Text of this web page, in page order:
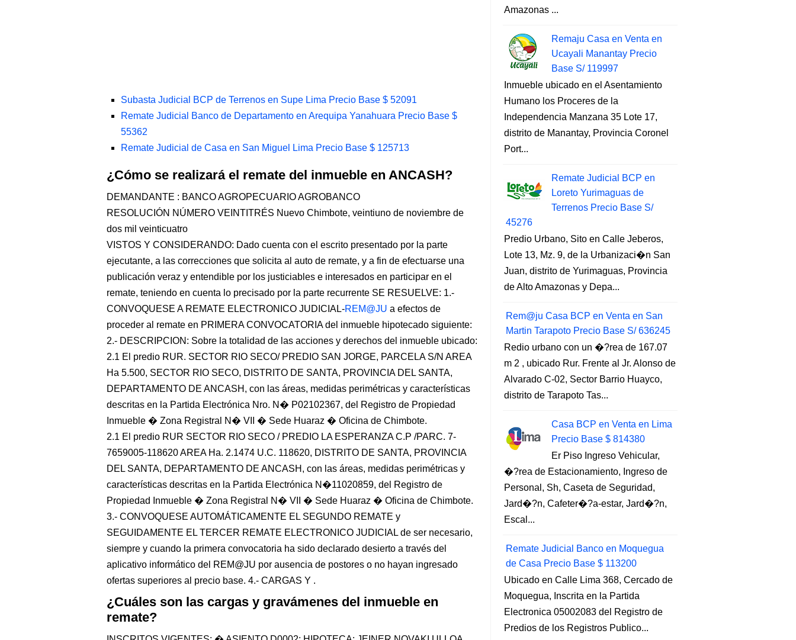
Subasta Judicial BCP de Terrenos en Supe Lima Precio Base $ 52091
Remate Judicial Banco de Departamento en Arequipa Yanahuara Precio Base $
55362
Remate Judicial de Casa en San Miguel Lima Precio Base $ 125713
¿Cómo se realizará el remate del inmueble en ANCASH?
DEMANDANTE : BANCO AGROPECUARIO AGROBANCO
RESOLUCIÓN NÚMERO VEINTITRÉS Nuevo Chimbote, veintiuno de noviembre de
dos mil veinticuatro
VISTOS Y CONSIDERANDO: Dado cuenta con el escrito presentado por la parte
ejecutante, a las correcciones que solicita al auto de remate, y a fin de efectuarse una
publicación veraz y entendible por los justiciables e interesados en participar en el
remate, teniendo en cuenta lo precisado por la parte recurrente SE RESUELVE: 1.-
CONVOQUESE A REMATE ELECTRONICO JUDICIAL-REM@JU a efectos de
proceder al remate en PRIMERA CONVOCATORIA del inmueble hipotecado siguiente:
2.- DESCRIPCION: Sobre la totalidad de las acciones y derechos del inmueble ubicado:
2.1 El predio RUR. SECTOR RIO SECO/ PREDIO SAN JORGE, PARCELA S/N AREA
Ha 5.500, SECTOR RIO SECO, DISTRITO DE SANTA, PROVINCIA DEL SANTA,
DEPARTAMENTO DE ANCASH, con las áreas, medidas perimétricas y características
descritas en la Partida Electrónica Nro. N� P02102367, del Registro de Propiedad
Inmueble � Zona Registral N� VII � Sede Huaraz � Oficina de Chimbote.
2.1 El predio RUR SECTOR RIO SECO / PREDIO LA ESPERANZA C.P /PARC. 7-
7659005-118620 AREA Ha. 2.1474 U.C. 118620, DISTRITO DE SANTA, PROVINCIA
DEL SANTA, DEPARTAMENTO DE ANCASH, con las áreas, medidas perimétricas y
características descritas en la Partida Electrónica N�11020859, del Registro de
Propiedad Inmueble � Zona Registral N� VII � Sede Huaraz � Oficina de Chimbote.
3.- CONVOQUESE AUTOMÁTICAMENTE EL SEGUNDO REMATE y
SEGUIDAMENTE EL TERCER REMATE ELECTRONICO JUDICIAL de ser necesario,
siempre y cuando la primera convocatoria ha sido declarado desierto a través del
aplicativo informático del REM@JU por ausencia de postores o no hayan ingresado
ofertas superiores al precio base. 4.- CARGAS Y .
¿Cuáles son las cargas y gravámenes del inmueble en
remate?
Amazonas ...
Remaju Casa en Venta en
Ucayali Manantay Precio
Base S/ 119997
Inmueble ubicado en el Asentamiento
Humano los Proceres de la
Independencia Manzana 35 Lote 17,
distrito de Manantay, Provincia Coronel
Port...
Remate Judicial BCP en
Loreto Yurimaguas de
Terrenos Precio Base S/
45276
Predio Urbano, Sito en Calle Jeberos,
Lote 13, Mz. 9, de la Urbanizaci�n San
Juan, distrito de Yurimaguas, Provincia
de Alto Amazonas y Depa...
Rem@ju Casa BCP en Venta en San
Martin Tarapoto Precio Base S/ 636245
Redio urbano con un �?rea de 167.07
m 2 , ubicado Rur. Frente al Jr. Alonso de
Alvarado C-02, Sector Barrio Huayco,
distrito de Tarapoto Tas...
Casa BCP en Venta en Lima
Precio Base $ 814380
Er Piso Ingreso Vehicular,
�?rea de Estacionamiento, Ingreso de
Personal, Sh, Caseta de Seguridad,
Jard�?n, Cafeter�?a-estar, Jard�?n,
Escal...
Remate Judicial Banco en Moquegua
de Casa Precio Base $ 113200
Ubicado en Calle Lima 368, Cercado de
Moquegua, Inscrita en la Partida
Electronica 05002083 del Registro de
Predios de los Registros Publico...